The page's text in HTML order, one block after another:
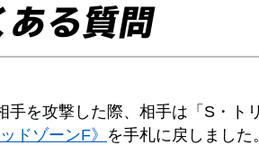
ある質問
手を攻撃した際、相手は「S・ト
ドゾーンF》 を手札に戻しまし